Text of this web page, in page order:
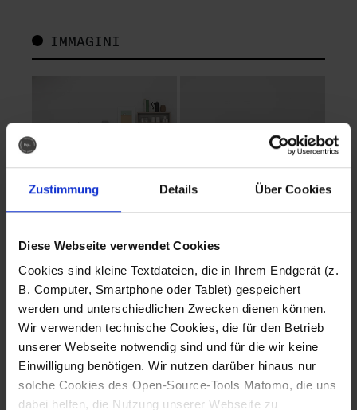
Zustimmung Details Über Cookies
Diese Webseite verwendet Cookies
Cookies sind kleine Textdateien, die in Ihrem Endgerät (z.
B. Computer, Smartphone oder Tablet) gespeichert
werden und unterschiedlichen Zwecken dienen können.
Wir verwenden technische Cookies, die für den Betrieb
unserer Webseite notwendig sind und für die wir keine
Einwilligung benötigen. Wir nutzen darüber hinaus nur
solche Cookies des Open-Source-Tools Matomo, die uns
dabei helfen, die Nutzung unserer Webseite zu
IMMAGINI
Fotografo: Lorenz
Sternbach
Download
Fotografo: Lorenz
Sternbach
Download